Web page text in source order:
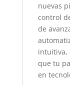
nuevas
control
de
intuitiva,
que tu
en